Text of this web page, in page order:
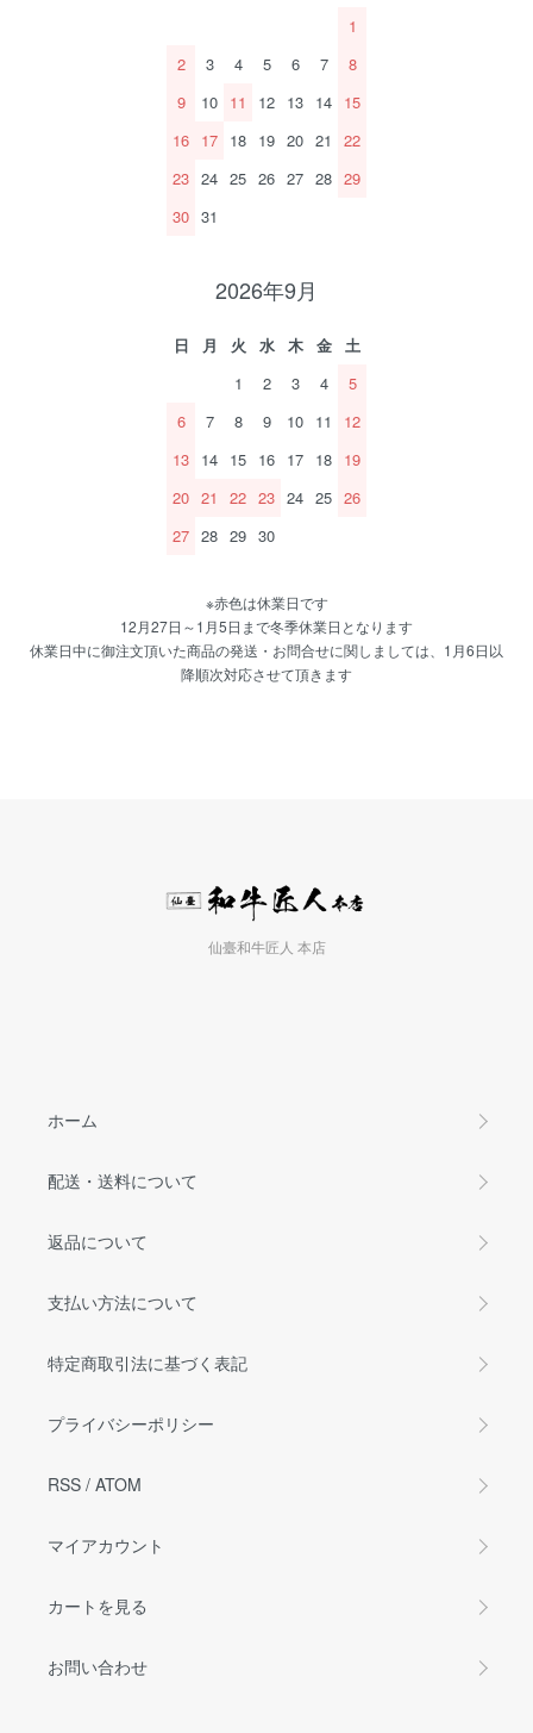
1
2
3 4 5 6 7
8
9
10 11 12 13 14 15
16 17 18 19 20 21
22
23 24 25 26 27 28 29
30 31
2026年9月
日 月 火 水 木 金
土
1
2 3 4
5
6
7 8 9 10 11
12
13 14 15 16 17 18 19
20 21 22 23 24 25 26
27 28 29 30
※赤色は休業日です
12月27日～1月5日まで冬季休業日となります
休業日中に御注文頂いた商品の発送・お問合せに関しましては、1月6日以
降順次対応させて頂きます
仙臺和牛匠人 本店
ホーム
配送・送料について
返品について
支払い方法について
特定商取引法に基づく表記
プライバシーポリシー
RSS / ATOM
マイアカウント
カートを見る
お問い合わせ